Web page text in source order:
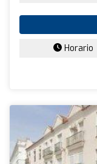
Horario